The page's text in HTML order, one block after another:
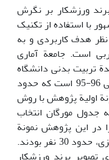
ورزشکار بر نگرش
با استفاده از تکنیک
هدف کاربردی و به
است. جامعة آماری
تربیت بدنی دانشگاه
تهران و شهید بهشتی در سال تحصیلی 96-95 است که حدود
به‌عنوان نمونة اولیة پژوهش با روش
جدول مورگان انتخاب
در این پژوهش نمونة
آماری نهایی انتخاب‌شده برای اسکن مغزی، حدود 30 نفر بودند.
تصویر برند ورزشکار